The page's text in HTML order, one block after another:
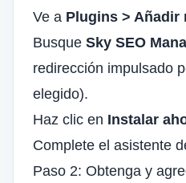
Ve a Plugins > Añadir
Busque Sky SEO
redirección impulsado
elegido).
Haz clic en Instalar
Complete el asistente
Paso 2: Obtenga y